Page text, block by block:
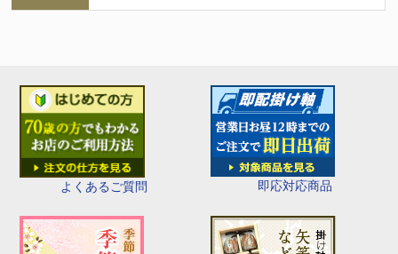
よくあるご質問 即応対応商品